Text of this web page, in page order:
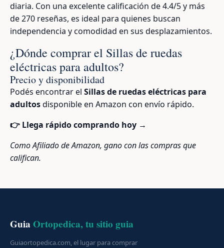
diaria. Con una excelente calificación de 4.4/5 y más
de 270 reseñas, es ideal para quienes buscan
independencia y comodidad en sus desplazamientos.
¿Dónde comprar el Sillas de ruedas
eléctricas para adultos?
Precio y disponibilidad
Podés encontrar el Sillas de ruedas eléctricas para
adultosdisponible en Amazon con envío rápido.
👉 Llega rápido comprando hoy →
Como Afiliado de Amazon, gano con las compras que
califican.
GuiaOrtopedica, tu sitio guia
Guiaortopedica.com, el lugar para comprar